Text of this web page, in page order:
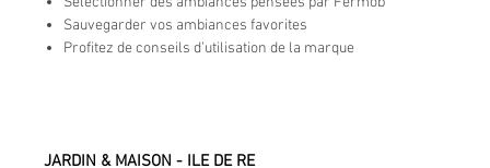
Sauvegarder vos ambiances favorites
Profitez de conseils d’utilisation de la marque
JARDIN & MAISON - ILE DE RE